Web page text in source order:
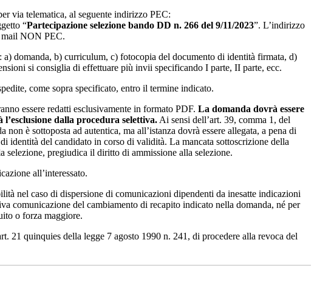
via telematica, al seguente indirizzo PEC:
“Partecipazione selezione bando DD n. 266 del 9/11/2023”. L’indirizzo
mail NON PEC.
domanda, b) curriculum, c) fotocopia del documento di identità firmata, d)
si consiglia di effettuare più invii specificando I parte, II parte, ecc.
come sopra specificato, entro il termine indicato.
essere redatti esclusivamente in formato PDF. La domanda dovrà essere
dalla procedura selettiva. Ai sensi dell’art. 39, comma 1, del
è sottoposta ad autentica, ma all’istanza dovrà essere allegata, a pena di
identità del candidato in corso di validità. La mancata sottoscrizione della
selezione, pregiudica il diritto di ammissione alla selezione.
all’interessato.
nel caso di dispersione di comunicazioni dipendenti da inesatte indicazioni
comunicazione del cambiamento di recapito indicato nella domanda, né per
o forza maggiore.
21 quinquies della legge 7 agosto 1990 n. 241, di procedere alla revoca del